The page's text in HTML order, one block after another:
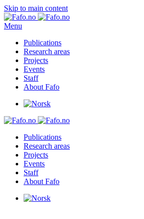
Skip to main content
Menu
Publications
Research areas
Projects
Events
Staff
About Fafo
Publications
Research areas
Projects
Events
Staff
About Fafo